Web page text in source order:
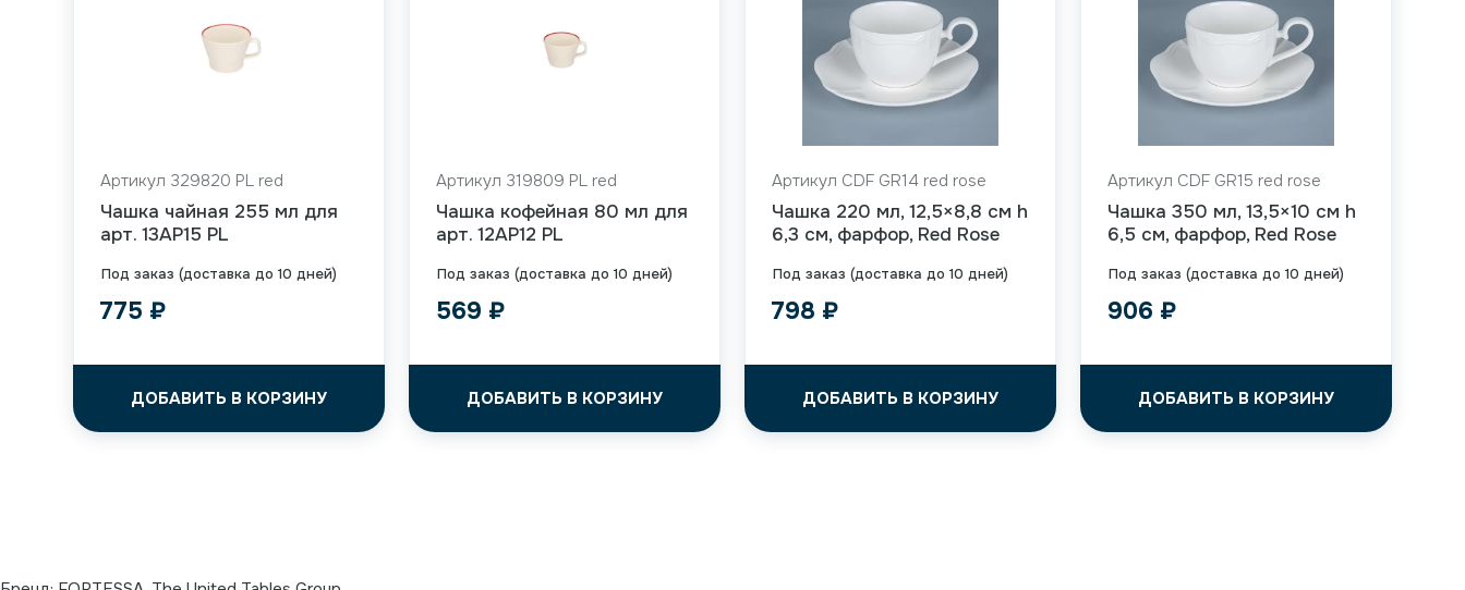
Под заказ (доставка до 10 дней)
Артикул 329820 PL red
Чашка чайная 255 мл для
арт. 13AP15 PL
775 ₽
ДОБАВИТЬ В КОРЗИНУ
Под заказ (доставка до 10 дней)
Артикул 319809 PL red
Чашка кофейная 80 мл для
арт. 12AP12 PL
569 ₽
ДОБАВИТЬ В КОРЗИНУ
Под заказ (доставка до 10 дней)
Артикул CDF GR14 red rose
Чашка 220 мл, 12,5×8,8 см h
6,3 см, фарфор, Red Rose
798 ₽
ДОБАВИТЬ В КОРЗИНУ
Под заказ (доставка до 10 дней)
Артикул CDF GR15 red rose
Чашка 350 мл, 13,5×10 см h
6,5 см, фарфор, Red Rose
906 ₽
ДОБАВИТЬ В КОРЗИНУ